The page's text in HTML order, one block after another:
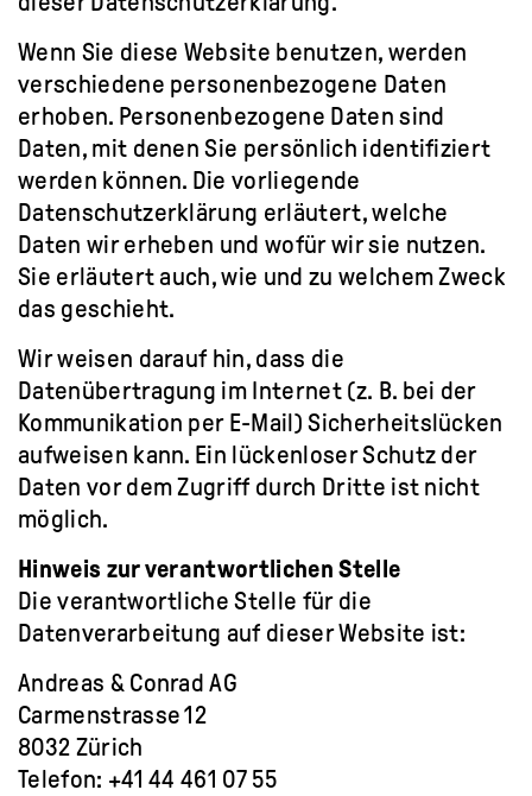
Wenn Sie diese Website benutzen, werden
verschiedene personenbezogene Daten
erhoben. Personenbezogene Daten sind
Daten, mit denen Sie persönlich identifiziert
werden können. Die vorliegende
Datenschutzerklärung erläutert, welche
Daten wir erheben und wofür wir sie nutzen.
Sie erläutert auch, wie und zu welchem Zweck
das geschieht.
Wir weisen darauf hin, dass die
Datenübertragung im Internet (z. B. bei der
Kommunikation per E-Mail) Sicherheitslücken
aufweisen kann. Ein lückenloser Schutz der
Daten vor dem Zugriff durch Dritte ist nicht
möglich.
Hinweis zur verantwortlichen Stelle
Die verantwortliche Stelle für die
Datenverarbeitung auf dieser Website ist:
Andreas & Conrad AG
Carmenstrasse 12
8032 Zürich
Telefon: +41 44 461 07 55